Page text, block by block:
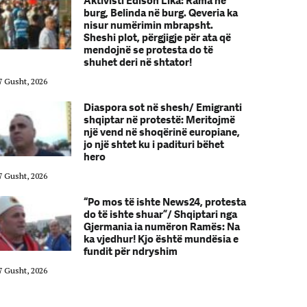
burg, Belinda në burg. Qeveria ka
nisur numërimin mbrapsht.
Sheshi plot, përgjigje për ata që
mendojnë se protesta do të
shuhet deri në shtator!
Gusht, 2026
Diaspora sot në shesh/ Emigranti
shqiptar në protestë: Meritojmë
një vend në shoqërinë europiane,
jo një shtet ku i padituri bëhet
hero
Gusht, 2026
“Po mos të ishte News24, protesta
do të ishte shuar”/ Shqiptari nga
Gjermania ia numëron Ramës: Na
ka vjedhur! Kjo është mundësia e
fundit për ndryshim
Gusht, 2026